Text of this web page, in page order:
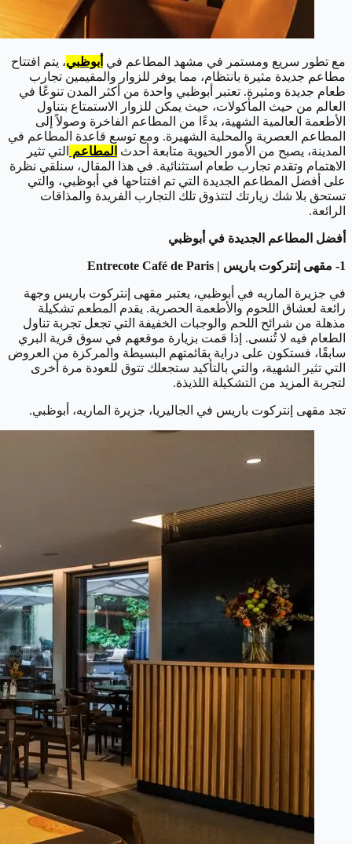
مع تطور سريع ومستمر في مشهد المطاعم في أبوظبي، يتم افتتاح
مطاعم جديدة مثيرة بانتظام، مما يوفر للزوار والمقيمين تجارب
طعام جديدة ومثيرة. تعتبر أبوظبي واحدة من أكثر المدن تنوعًا في
العالم من حيث المأكولات، حيث يمكن للزوار الاستمتاع بتناول
الأطعمة العالمية الشهية، بدءًا من المطاعم الفاخرة وصولاً إلى
المطاعم العصرية والمحلية الشهيرة. ومع توسع قاعدة المطاعم في
المدينة، يصبح من الأمور الحيوية متابعة أحدث المطاعم التي تثير
الاهتمام وتقدم تجارب طعام استثنائية. في هذا المقال، سنلقي نظرة
على أفضل المطاعم الجديدة التي تم افتتاحها في أبوظبي، والتي
تستحق بلا شك زيارتك لتتذوق تلك التجارب الفريدة والمذاقات
الرائعة.
أفضل المطاعم الجديدة في أبوظبي
1- مقهى إنتركوت باريس | Entrecote Café de Paris
في جزيرة الماريه في أبوظبي، يعتبر مقهى إنتركوت باريس وجهة
رائعة لعشاق اللحوم والأطعمة الحصرية. يقدم المطعم تشكيلة
مذهلة من شرائح اللحم والوجبات الخفيفة التي تجعل تجربة تناول
الطعام فيه لا تُنسى. إذا قمت بزيارة موقعهم في سوق قرية البري
سابقًا، فستكون على دراية بقائمتهم البسيطة والمركزة من العروض
التي تثير الشهية، والتي بالتأكيد ستجعلك تتوق للعودة مرة أخرى
لتجربة المزيد من التشكيلة اللذيذة.
تجد مقهى إنتركوت باريس في الجاليريا، جزيرة الماريه، أبوظبي.